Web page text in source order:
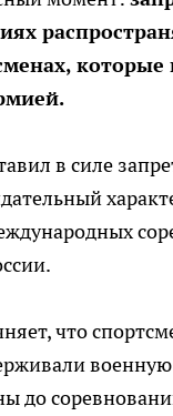
в силе
что
до